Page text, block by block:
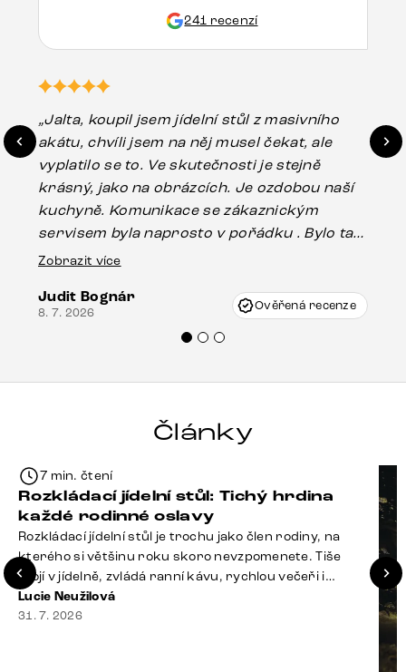
241 recenzí
„Jalta, koupil jsem jídelní stůl z masivního
akátu, chvíli jsem na něj musel čekat, ale
vyplatilo se to. Ve skutečnosti je stejně
krásný, jako na obrázcích. Je ozdobou naší
kuchyně. Komunikace se zákaznickým
servisem byla naprosto v pořádku . Bylo tam
drobné poškození u nohy stolu, které mohlo
Vincze mi velmi korektně vyšli vstříc.
Doporučuji produkty Delife všem.“
Zobrazit více
Judit Bognár
8. 7. 2026 Ověřená recenze
Články
7 min. čtení
Rozkládací jídelní stůl: Tichý hrdina
každé rodinné oslavy
Rozkládací jídelní stůl je trochu jako člen rodiny, na
kterého si většinu roku skoro nevzpomenete. Tiše
stojí v jídelně, zvládá ranní kávu, rychlou večeři i
hromadu dopisů, které je potřeba „někdy vyřídit“. Pak
ale přijdou Vánoce, narozeniny nebo zpráva: „Stavíme
Lucie Neužilová
31. 7. 2026